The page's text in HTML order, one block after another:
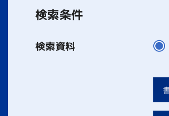
検索条件
検索資料